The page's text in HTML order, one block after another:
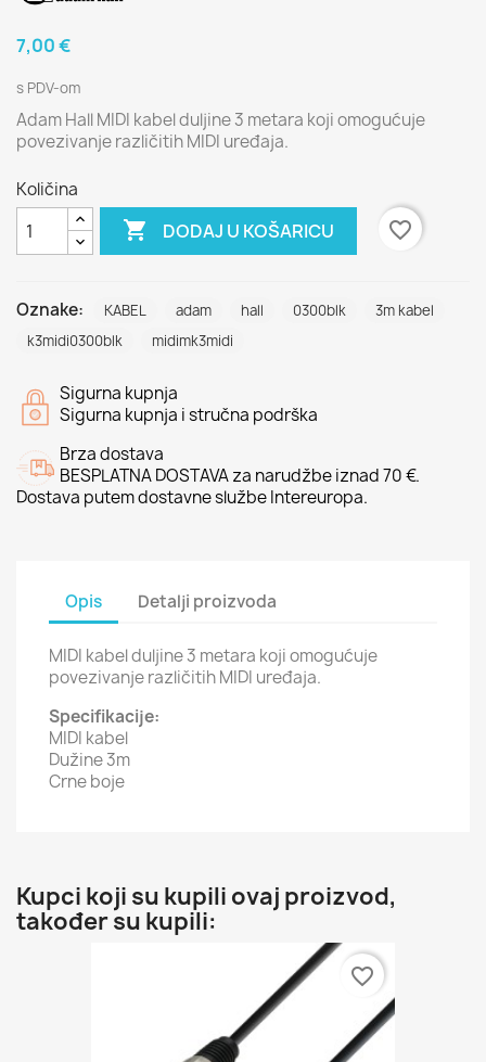
7,00 €
s PDV-om
Adam Hall MIDI kabel duljine 3 metara koji omogućuje
povezivanje različitih MIDI uređaja.
Količina
 DODAJ U KOŠARICU favorite_border
Oznake: KABEL adam hall 0300blk
3m kabel
k3midi0300blk
midimk3midi
Sigurna kupnja
Sigurna kupnja i stručna podrška
Brza dostava
BESPLATNA DOSTAVA za narudžbe iznad 70 €.
Dostava putem dostavne službe Intereuropa.
Opis Detalji proizvoda
MIDI kabel duljine 3 metara koji omogućuje
povezivanje različitih MIDI uređaja.
Specifikacije:
MIDI kabel
Dužine 3m
Crne boje
Kupci koji su kupili ovaj proizvod,
također su kupili:
favorite_border